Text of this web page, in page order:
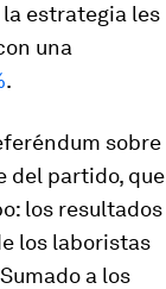
estrategia les
una
.
sobre
del partido, que
los resultados
los laboristas
a los